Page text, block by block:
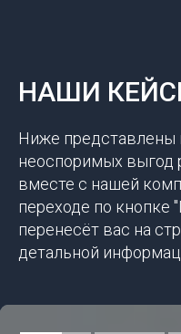
НАШИ
Ниже представлены
неоспоримых выгод
вместе с нашей
переходе по
перенесёт вас на
детальной